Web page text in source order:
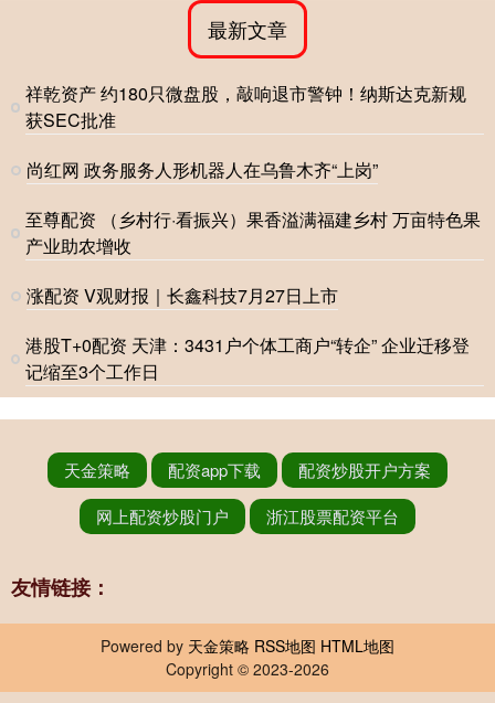
最新文章
祥乾资产 约180只微盘股，敲响退市警钟！纳斯达克新规
获SEC批准
尚红网 政务服务人形机器人在乌鲁木齐“上岗”
至尊配资 （乡村行·看振兴）果香溢满福建乡村 万亩特色果
产业助农增收
涨配资 V观财报｜长鑫科技7月27日上市
港股T+0配资 天津：3431户个体工商户“转企” 企业迁移登
记缩至3个工作日
天金策略 配资app下载
配资炒股开户方案
网上配资炒股门户
浙江股票配资平台
友情链接：
Powered by 天金策略 RSS地图 HTML地图
Copyright © 2023-2026